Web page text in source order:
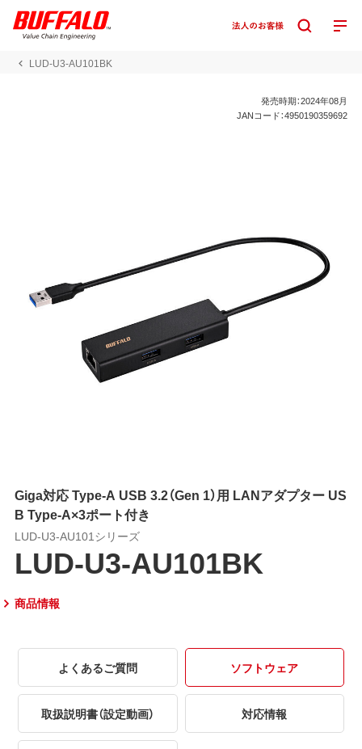
LUD-U3-AU101BK
発売時期：2024年08月
JANコード：4950190359692
Giga対応 Type-A USB 3.2（Gen 1）用 LANアダプター US
B Type-A×3ポート付き
LUD-U3-AU101シリーズ
LUD-U3-AU101BK
商品情報
よくあるご質問 ソフトウェア
取扱説明書（設定動画） 対応情報